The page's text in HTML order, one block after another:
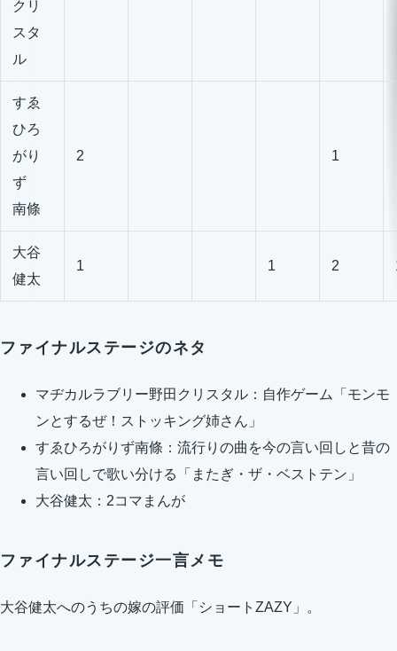
クリ
スタ
ル
すゑ
ひろ
がり
ず
南條
2 1
大谷
健太
1 1 2
ファイナルステージのネタ
マヂカルラブリー野田クリスタル：自作ゲーム「モンモ
ンとするぜ！ストッキング姉さん」
すゑひろがりず南條：流行りの曲を今の言い回しと昔の
言い回しで歌い分ける「またぎ・ザ・ベストテン」
大谷健太：2コマまんが
ファイナルステージ一言メモ
大谷健太へのうちの嫁の評価「ショートZAZY」。